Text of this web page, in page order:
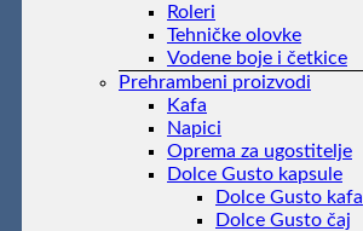
Roleri
Tehničke olovke
Vodene boje i četkice
Prehrambeni proizvodi
Kafa
Napici
Oprema za ugostitelje
Dolce Gusto kapsule
Dolce Gusto kafa
Dolce Gusto čaj